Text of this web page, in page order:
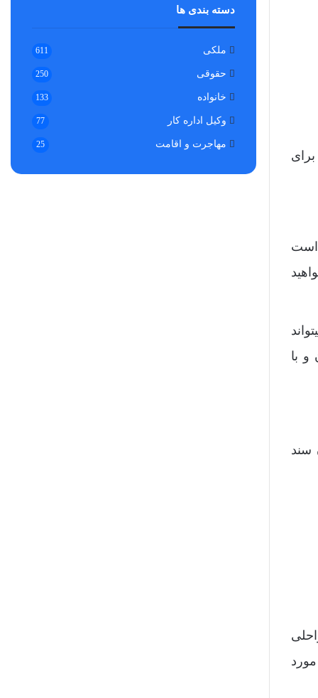
است
و با
سند
دسته بندی ها
ملکی 611
حقوقی 250
خانواده 133
وکیل اداره کار 77
مهاجرت و اقامت 25